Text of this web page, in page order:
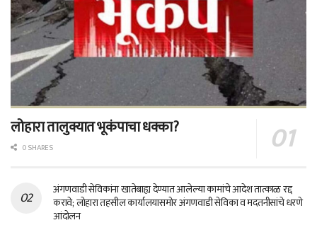
लोहारा तालुक्यात भूकंपाचा धक्का?
0 SHARES
अंगणवाडी सेविकांना खातेबाह्य देण्यात आलेल्या कामांचे आदेश तात्काळ रद्द
करावे; लोहारा तहसील कार्यालयासमोर अंगणवाडी सेविका व मदतनीसांचे धरणे
आंदोलन